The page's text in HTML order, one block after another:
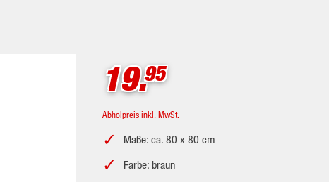
19.95
Abholpreis inkl. MwSt.
Maße: ca. 80 x 80 cm
Farbe: braun